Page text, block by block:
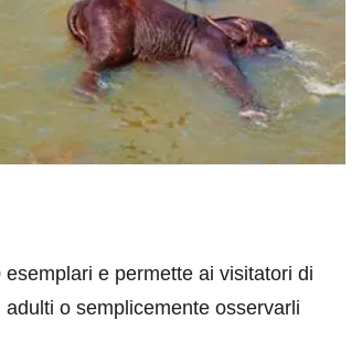
e permette ai visitatori di
o semplicemente osservarli